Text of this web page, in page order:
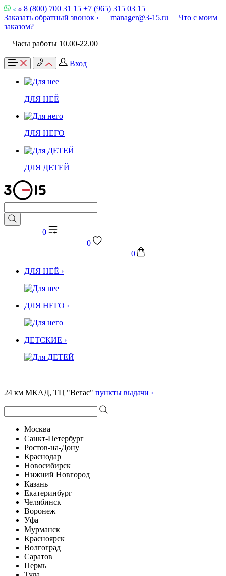
8 (800) 700 31 15 +7 (965) 315 03 15
Заказать обратный звонок ›
manager@3-15.ru
Что с моим
заказом?
Часы работы 10.00-22.00
Вход
ДЛЯ НЕЁ
ДЛЯ НЕГО
ДЛЯ ДЕТЕЙ
0
0
0
ДЛЯ НЕЁ ›
ДЛЯ НЕГО ›
ДЕТСКИЕ ›
24 км МКАД, ТЦ "Вегас" пункты выдачи ›
Москва
Санкт-Петербург
Ростов-на-Дону
Краснодар
Новосибирск
Нижний Новгород
Казань
Екатеринбург
Челябинск
Воронеж
Уфа
Мурманск
Красноярск
Волгоград
Саратов
Пермь